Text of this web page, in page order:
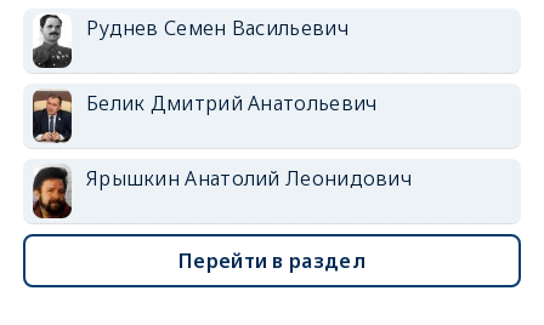
Руднев Семен Васильевич
Белик Дмитрий Анатольевич
Ярышкин Анатолий Леонидович
Перейти в раздел